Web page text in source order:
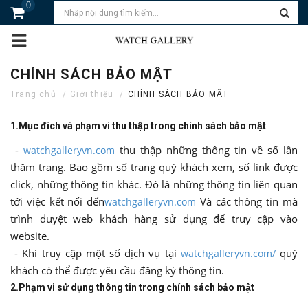
0
CHÍNH SÁCH BẢO MẬT
Trang chủ Giới thiệu CHÍNH SÁCH BẢO MẬT
1.Mục đích và phạm vi thu thập trong chính sách bảo mật
- watchgalleryvn.com thu thập những thông tin về số lần
thăm trang. Bao gồm số trang quý khách xem, số link được
click, những thông tin khác. Đó là những thông tin liên quan
tới việc kết nối đếnwatchgalleryvn.com Và các thông tin mà
trình duyệt web khách hàng sử dụng để truy cập vào
website.
- Khi truy cập một số dịch vụ tại watchgalleryvn.com/quý
khách có thể được yêu cầu đăng ký thông tin.
2.Phạm vi sử dụng thông tin trong chính sách bảo mật